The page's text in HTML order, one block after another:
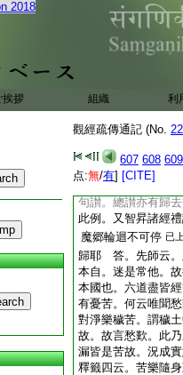
2018
挨拶 組織 利
觀經疏傳通記 (No.
607 608 609
点:無/有] [CITE]
寶莊嚴專在方面。
非重言。西方寂靜
無動轉故名爲寂靜
離有爲苦。故名爲
無。大悲熏心等者
識故。身遊法界利
神通等者。正明利
相兼顯餘相。故言
淨土菩薩往他方界
莊嚴之相。利益衆
同法事讃菩薩歎徳
句讃。總讃亦有歸
此例。又智昇諸經
魔郷輪迴不可停 已
歸耶 答。先師云。
本自。迷是常他。
本國也。六道盡皆
有憂苦。何云唯聞
對淨樂穢苦。謂穢
故。故言愁歎。此
漏皆是苦故。況成
釋籤四云。苦樂隨